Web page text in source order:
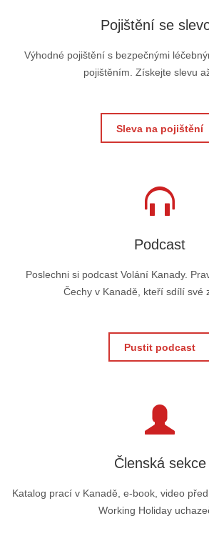
Pojištění se
Výhodné pojištění s bezpečnými
pojištěním. Získejte slevu
Sleva na pojištění
Podcast
Poslechni si podcast Volání Kanady.
Čechy v Kanadě, kteří sdílí své
Pustit podcast
Členská sekce
Katalog prací v Kanadě, e-book, video
Working Holiday